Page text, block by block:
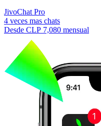
JivoChat Pro
4 veces mas chats
Desde CLP 7,080 mensual